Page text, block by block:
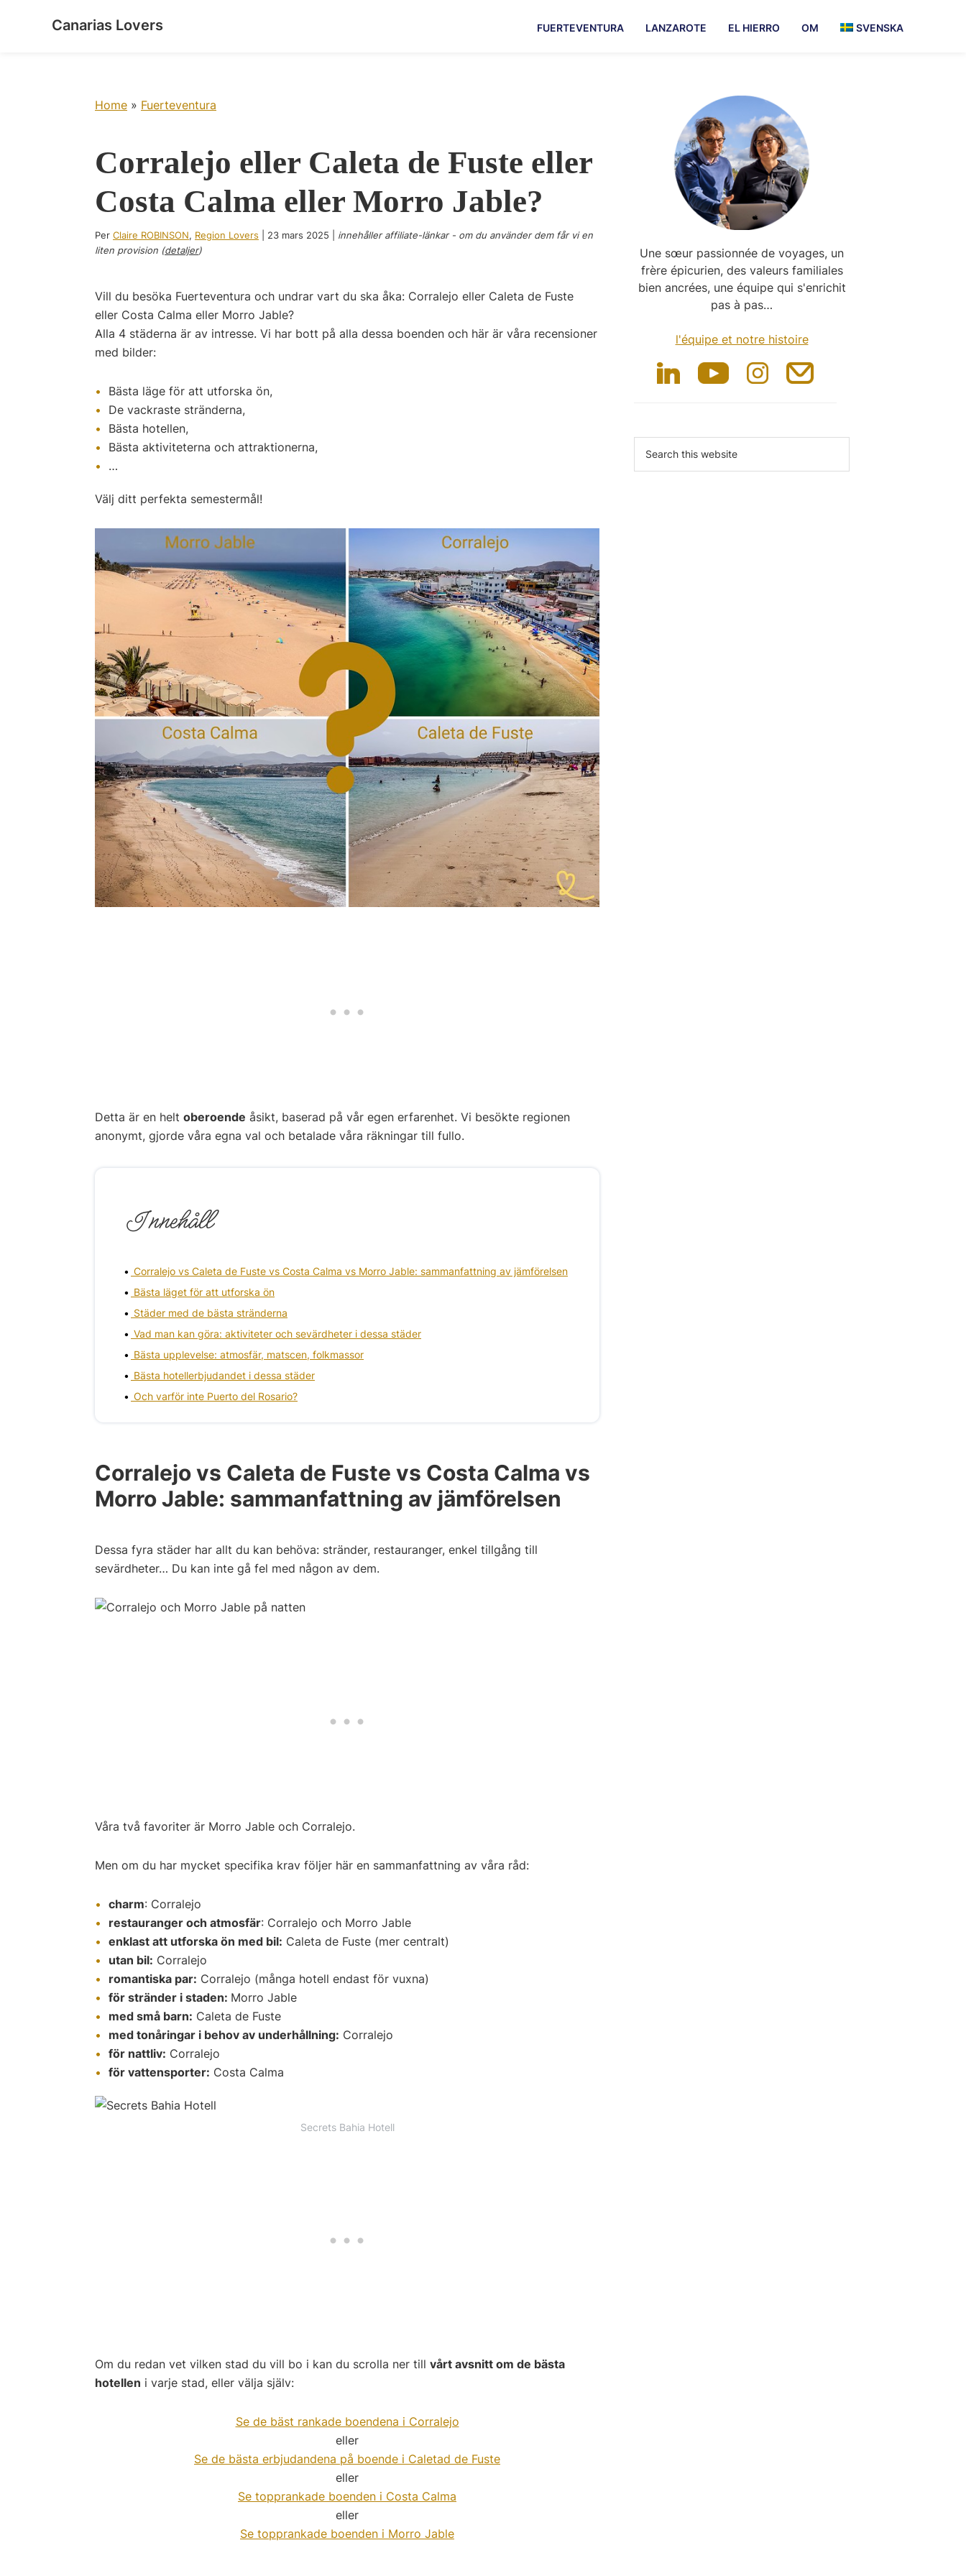
Canarias Lovers FUERTEVENTURA LANZAROTE EL HIERRO OM SVENSKA
Home » Fuerteventura
Corralejo eller Caleta de Fuste eller
Costa Calma eller Morro Jable?
Per Claire ROBINSON, Region Lovers 23 mars 2025
innehåller affiliate-länkar - om du använder dem får vi en
liten provision (detaljer)
Vill du besöka Fuerteventura och undrar vart du ska åka: Corralejo eller Caleta de Fuste
eller Costa Calma eller Morro Jable?
Alla 4 städerna är av intresse. Vi har bott på alla dessa boenden och här är våra recensioner
med bilder:
Bästa läge för att utforska ön,
De vackraste stränderna,
Bästa hotellen,
Bästa aktiviteterna och attraktionerna,
…
Välj ditt perfekta semestermål!
Detta är en helt oberoende åsikt, baserad på vår egen erfarenhet. Vi besökte regionen
anonymt, gjorde våra egna val och betalade våra räkningar till fullo.
Innehåll
Corralejo vs Caleta de Fuste vs Costa Calma vs Morro Jable: sammanfattning av jämförelsen
Bästa läget för att utforska ön
Städer med de bästa stränderna
Vad man kan göra: aktiviteter och sevärdheter i dessa städer
Bästa upplevelse: atmosfär, matscen, folkmassor
Bästa hotellerbjudandet i dessa städer
Och varför inte Puerto del Rosario?
Corralejo vs Caleta de Fuste vs Costa Calma vs
Morro Jable: sammanfattning av jämförelsen
Dessa fyra städer har allt du kan behöva: stränder, restauranger, enkel tillgång till
sevärdheter… Du kan inte gå fel med någon av dem.
Våra två favoriter är Morro Jable och Corralejo.
Men om du har mycket specifika krav följer här en sammanfattning av våra råd:
charm: Corralejo
restauranger och atmosfär: Corralejo och Morro Jable
enklast att utforska ön med bil: Caleta de Fuste (mer centralt)
utan bil: Corralejo
romantiska par: Corralejo (många hotell endast för vuxna)
för stränder i staden: Morro Jable
med små barn: Caleta de Fuste
med tonåringar i behov av underhållning: Corralejo
för nattliv: Corralejo
för vattensporter: Costa Calma
Secrets Bahia Hotell
Om du redan vet vilken stad du vill bo i kan du scrolla ner till vårt avsnitt om de bästa
hotellen i varje stad, eller välja själv:
Se de bäst rankade boendena i Corralejo
eller
Se de bästa erbjudandena på boende i Caletad de Fuste
eller
Se topprankade boenden i Costa Calma
eller
Se topprankade boenden i Morro Jable
Primary
Sidebar
Une sœur passionnée de voyages, un
frère épicurien, des valeurs familiales
bien ancrées, une équipe qui s'enrichit
pas à pas…
l'équipe et notre histoire
this